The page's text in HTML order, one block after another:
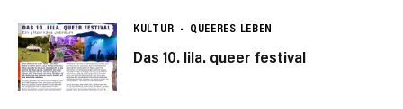
KULTUR QUEERES LEBEN
Das 10. lila. queer festival